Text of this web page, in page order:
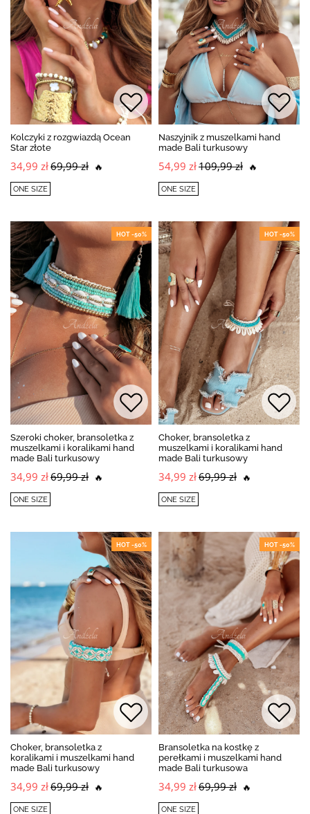
Kolczyki z rozgwiazdą Ocean
Star złote
34,99 zł69,99 zł 🔥
ONE SIZE
Naszyjnik z muszelkami hand
made Bali turkusowy
54,99 zł109,99 zł 🔥
ONE SIZE
HOT -50%
Szeroki choker, bransoletka z
muszelkami i koralikami hand
made Bali turkusowy
34,99 zł69,99 zł 🔥
ONE SIZE
HOT -50%
Choker, bransoletka z
muszelkami i koralikami hand
made Bali turkusowy
34,99 zł69,99 zł 🔥
ONE SIZE
HOT -50%
Choker, bransoletka z
koralikami i muszelkami hand
made Bali turkusowy
34,99 zł69,99 zł 🔥
ONE SIZE
HOT -50%
Bransoletka na kostkę z
perełkami i muszelkami hand
made Bali turkusowa
34,99 zł69,99 zł 🔥
ONE SIZE